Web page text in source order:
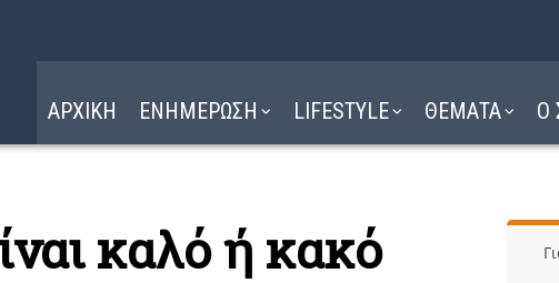
ΑΡΧΙΚΗ ΕΝΗΜΕΡΩΣΗ LIFESTYLE ΘΕΜΑΤΑ Ο
καλό ή κακό